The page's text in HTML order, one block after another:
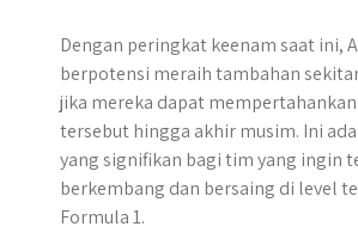
Dengan peringkat keenam saat ini,
berpotensi meraih tambahan
jika mereka dapat
tersebut hingga akhir musim. Ini
yang signifikan bagi tim yang ingin
berkembang dan bersaing di level
Formula 1.